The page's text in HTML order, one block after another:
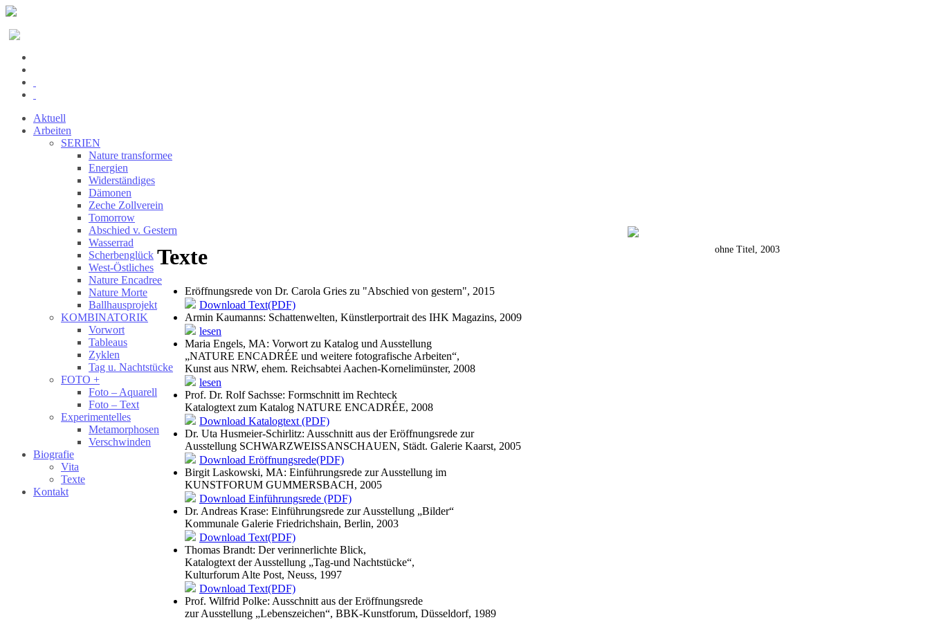
ohne Titel, 2003
Texte
Eröffnungsrede von Dr. Carola Gries zu "Abschied von gestern", 2015
Download Text(PDF)
Armin Kaumanns: Schattenwelten, Künstlerportrait des IHK Magazins, 2009
lesen
Maria Engels, MA: Vorwort zu Katalog und Ausstellung
„NATURE ENCADRÉE und weitere fotografische Arbeiten“,
Kunst aus NRW, ehem. Reichsabtei Aachen-Kornelimünster, 2008
lesen
Prof. Dr. Rolf Sachsse: Formschnitt im Rechteck
Katalogtext zum Katalog NATURE ENCADRÉE, 2008
Download Katalogtext (PDF)
Dr. Uta Husmeier-Schirlitz: Ausschnitt aus der Eröffnungsrede zur
Ausstellung SCHWARZWEISSANSCHAUEN, Städt. Galerie Kaarst, 2005
Download Eröffnungsrede(PDF)
Birgit Laskowski, MA: Einführungsrede zur Ausstellung im
KUNSTFORUM GUMMERSBACH, 2005
Download Einführungsrede (PDF)
Dr. Andreas Krase: Einführungsrede zur Ausstellung „Bilder“
Kommunale Galerie Friedrichshain, Berlin, 2003
Download Text(PDF)
Thomas Brandt: Der verinnerlichte Blick,
Katalogtext der Ausstellung „Tag-und Nachtstücke“,
Kulturforum Alte Post, Neuss, 1997
Download Text(PDF)
Prof. Wilfrid Polke: Ausschnitt aus der Eröffnungsrede
zur Ausstellung „Lebenszeichen“, BBK-Kunstforum, Düsseldorf, 1989
Aktuell
Arbeiten
SERIEN
Nature transformee
Energien
Widerständiges
Dämonen
Zeche Zollverein
Tomorrow
Abschied v. Gestern
Wasserrad
Scherbenglück
West-Östliches
Nature Encadree
Nature Morte
Ballhausprojekt
KOMBINATORIK
Vorwort
Tableaus
Zyklen
Tag u. Nachtstücke
FOTO +
Foto – Aquarell
Foto – Text
Experimentelles
Metamorphosen
Verschwinden
Biografie
Vita
Texte
Kontakt